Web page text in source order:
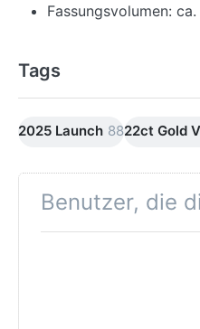
Fassungsvolumen:
Tags
2025 Launch 8822ct Gold
Benutzer, die